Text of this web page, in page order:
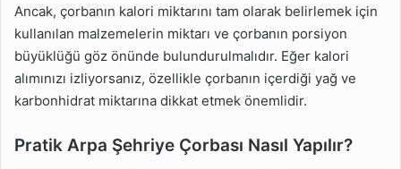
Ancak, çorbanın kalori miktarını tam olarak belirlemek için
kullanılan malzemelerin miktarı ve çorbanın porsiyon
büyüklüğü göz önünde bulundurulmalıdır. Eğer kalori
alımınızı izliyorsanız, özellikle çorbanın içerdiği yağ ve
karbonhidrat miktarına dikkat etmek önemlidir.
Pratik Arpa Şehriye Çorbası Nasıl Yapılır?